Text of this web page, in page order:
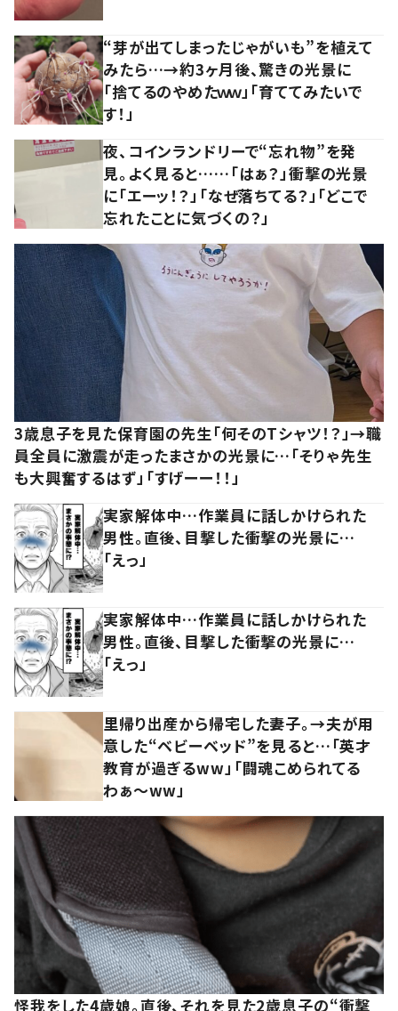
“芽が出てしまったじゃがいも”を植えて
みたら…→約3ヶ月後、驚きの光景に
「捨てるのやめたｗｗ」「育ててみたいで
す！」
夜、コインランドリーで“忘れ物”を発
見。よく見ると……「はぁ？」衝撃の光景
に「エーッ！？」「なぜ落ちてる？」「どこで
忘れたことに気づくの？」
3歳息子を見た保育園の先生「何そのTシャツ！？」→職
員全員に激震が走ったまさかの光景に…「そりゃ先生
も大興奮するはず」「すげーー！！」
実家解体中…作業員に話しかけられた
男性。直後、目撃した衝撃の光景に…
「えっ」
実家解体中…作業員に話しかけられた
男性。直後、目撃した衝撃の光景に…
「えっ」
里帰り出産から帰宅した妻子。→夫が用
意した“ベビーベッド”を見ると…「英才
教育が過ぎるww」「闘魂こめられてる
わぁ～ww」
怪我をした4歳娘。直後、それを見た2歳息子の“衝撃